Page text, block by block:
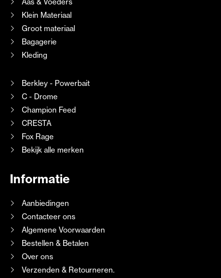
Klein Materiaal
Groot materiaal
Bagagerie
Kleding
Berkley - Powerbait
C - Drome
Champion Feed
CRESTA
Fox Rage
Bekijk alle merken
Informatie
Aanbiedingen
Contacteer ons
Algemene Voorwaarden
Bestellen & Betalen
Over ons
Verzenden & Retourneren.